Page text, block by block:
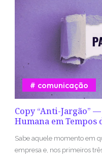
Copy “Anti-Jargão”
Humana em Tempos
comunicação
Sabe aquele momento em
empresa e, nos primeiros